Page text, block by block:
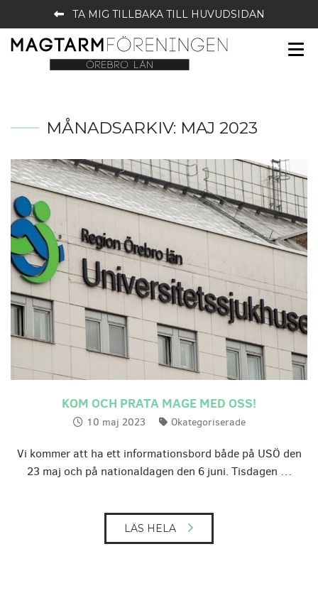
TA MIG TILLBAKA TILL HUVUDSIDAN
MÅNADSARKIV: MAJ 2023
KOM OCH PRATA MAGE MED OSS!
Publicerat:
10 maj 2023 Kategorier:
Okategoriserade
Vi kommer att ha ett informationsbord både på USÖ den
23 maj och på nationaldagen den 6 juni. Tisdagen …
LÄS HELA